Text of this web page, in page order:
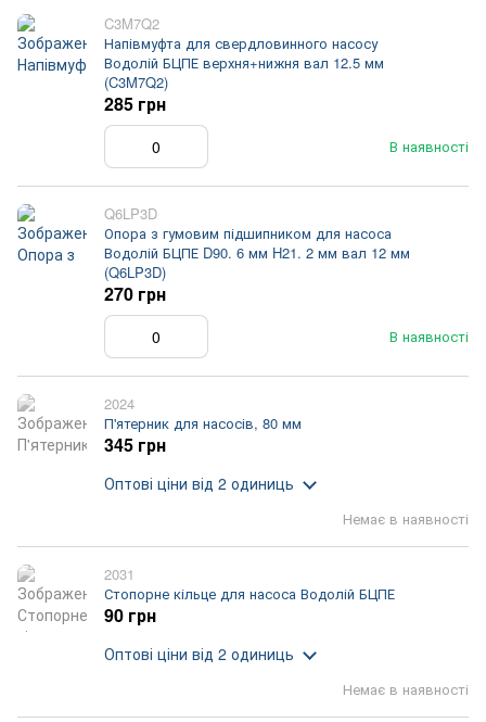
C3M7Q2
Напівмуфта для свердловинного насосу
Водолій БЦПЕ верхня+нижня вал 12.5 мм
(C3M7Q2)
В наявності
285 грн
Q6LP3D
Опора з гумовим підшипником для насоса
Водолій БЦПЕ D90. 6 мм H21. 2 мм вал 12 мм
(Q6LP3D)
В наявності
270 грн
2024
П'ятерник для насосів, 80 мм
Немає в наявності
345 грн
Оптові ціни від 2 одиниць
2031
Стопорне кільце для насоса Водолій БЦПЕ
Немає в наявності
90 грн
Оптові ціни від 2 одиниць